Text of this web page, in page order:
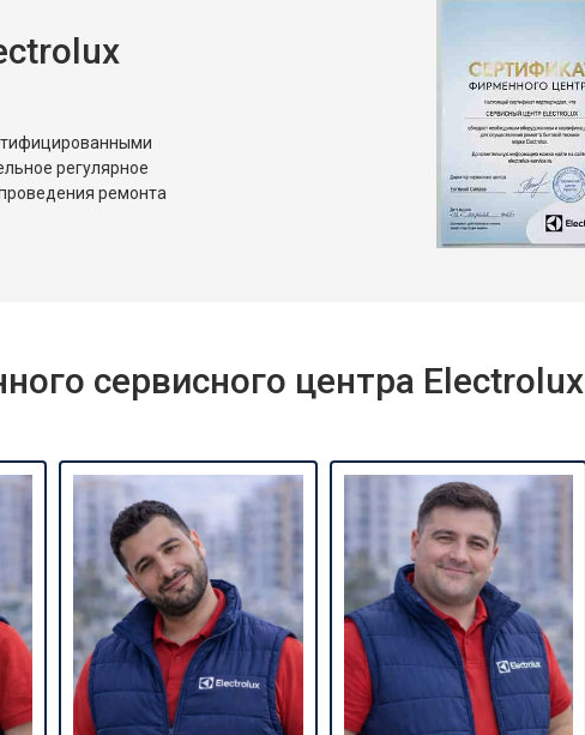
от 1900 ₽
регулярное
ремонта
сервисного центра Electrolux